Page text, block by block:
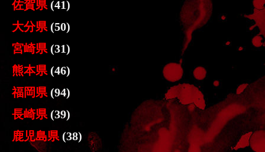
佐賀県 (41)
大分県 (50)
宮崎県 (31)
熊本県 (46)
福岡県 (94)
長崎県 (39)
鹿児島県 (38)